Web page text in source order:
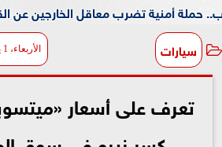
تضرب معاقل الخارجين عن القانون
سيارات الأربعاء، 1 يونيو 2022
تعرف على أسعار